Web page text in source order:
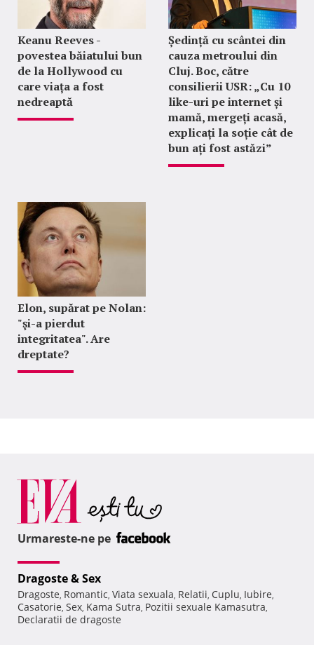
Keanu Reeves -
povestea băiatului bun
de la Hollywood cu
care viața a fost
nedreaptă
Ședință cu scântei din
cauza metroului din
Cluj. Boc, către
consilierii USR: „Cu 10
like-uri pe internet și
mamă, mergeți acasă,
explicați la soție cât de
bun ați fost astăzi”
Elon, supărat pe Nolan:
"şi-a pierdut
integritatea". Are
dreptate?
Urmareste-ne pe
Dragoste & Sex
Dragoste, Romantic, Viata sexuala, Relatii, Cuplu, Iubire,
Casatorie, Sex, Kama Sutra, Pozitii sexuale Kamasutra,
Declaratii de dragoste